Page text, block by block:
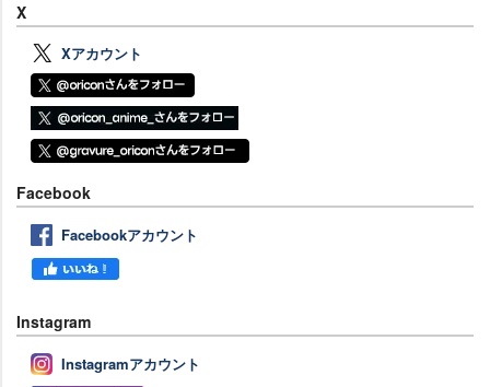
X
Xアカウント
Facebook
Facebookアカウント
Instagram
Instagramアカウント